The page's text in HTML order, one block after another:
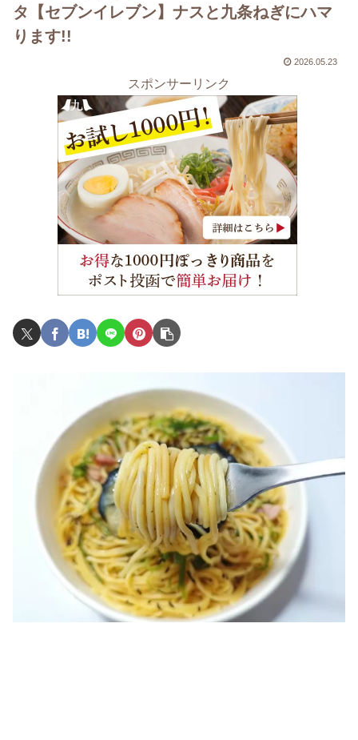
タ【セブンイレブン】ナスと九条ねぎにハマ
ります!!
2026.05.23
スポンサーリンク